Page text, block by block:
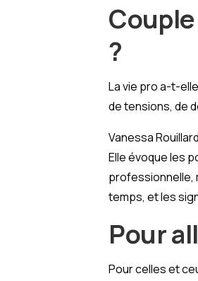
?
La vie pro a-t-
de tensions, de
Vanessa
Elle évoque les
professionnelle,
temps, et les
Pour
Pour celles et